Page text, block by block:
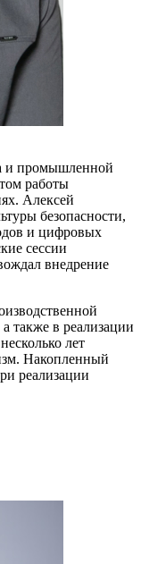
и промышленной
работы
Алексей
безопасности,
и цифровых
сессии
внедрение
также в реализации
лет
Накопленный
реализации